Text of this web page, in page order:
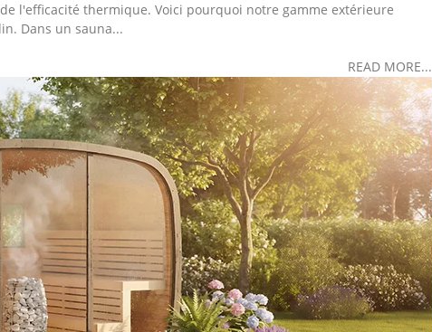
l'efficacité thermique. Voici pourquoi notre gamme extérieure
Dans un sauna...
READ MORE...